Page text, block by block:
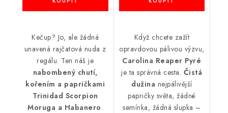
Kečup? Jo, ale žádná
unavená rajčatová nuda z
regálu. Ten náš je
nabombený chutí,
kořením a papričkami
Trinidad Scorpion
Moruga a Habanero.
Když chcete zažít
opravdovou pálivou výzvu,
Carolina Reaper Pyré
je ta správná cesta. Čistá
dužina nejpálivější
papričky světa, žádné
semínka, žádná slupka –